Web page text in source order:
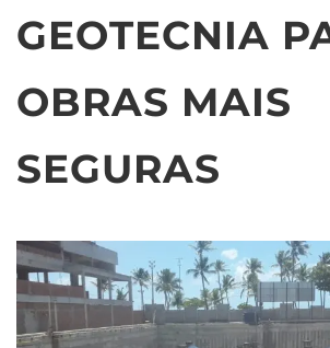
GEOTECNIA
OBRAS MAIS
SEGURAS